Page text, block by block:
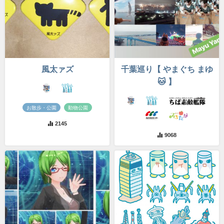
風太ァズ
お散歩・公園 動物公園
2145
千葉巡り【 やまぐち まゆ
🐱 】
9068